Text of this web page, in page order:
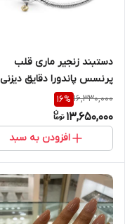
دستبند زنجیر ماری قلب
پرنسس پاندورا دقایق دیزنی
16,330,000
16%
13,650,000
افزودن به سبد